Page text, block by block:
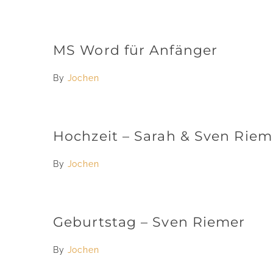
MS Word für Anfänger
By Jochen
Hochzeit – Sarah & Sven
By Jochen
Geburtstag – Sven Riemer
By Jochen